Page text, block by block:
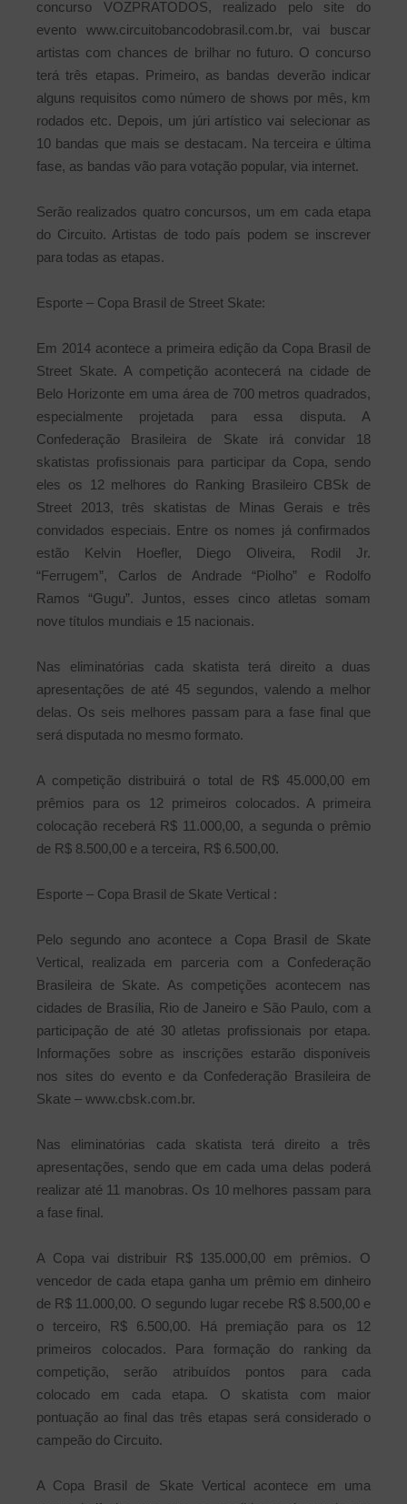
concurso VOZPRATODOS, realizado pelo site do
evento www.circuitobancodobrasil.com.br, vai buscar
artistas com chances de brilhar no futuro. O concurso
terá três etapas. Primeiro, as bandas deverão indicar
alguns requisitos como número de shows por mês, km
rodados etc. Depois, um júri artístico vai selecionar as
10 bandas que mais se destacam. Na terceira e última
fase, as bandas vão para votação popular, via internet.
Serão realizados quatro concursos, um em cada etapa
do Circuito. Artistas de todo país podem se inscrever
para todas as etapas.
Esporte – Copa Brasil de Street Skate:
Em 2014 acontece a primeira edição da Copa Brasil de
Street Skate. A competição acontecerá na cidade de
Belo Horizonte em uma área de 700 metros quadrados,
especialmente projetada para essa disputa. A
Confederação Brasileira de Skate irá convidar 18
skatistas profissionais para participar da Copa, sendo
eles os 12 melhores do Ranking Brasileiro CBSk de
Street 2013, três skatistas de Minas Gerais e três
convidados especiais. Entre os nomes já confirmados
estão Kelvin Hoefler, Diego Oliveira, Rodil Jr.
“Ferrugem”, Carlos de Andrade “Piolho” e Rodolfo
Ramos “Gugu”. Juntos, esses cinco atletas somam
nove títulos mundiais e 15 nacionais.
Nas eliminatórias cada skatista terá direito a duas
apresentações de até 45 segundos, valendo a melhor
delas. Os seis melhores passam para a fase final que
será disputada no mesmo formato.
A competição distribuirá o total de R$ 45.000,00 em
prêmios para os 12 primeiros colocados. A primeira
colocação receberá R$ 11.000,00, a segunda o prêmio
de R$ 8.500,00 e a terceira, R$ 6.500,00.
Esporte – Copa Brasil de Skate Vertical :
Pelo segundo ano acontece a Copa Brasil de Skate
Vertical, realizada em parceria com a Confederação
Brasileira de Skate. As competições acontecem nas
cidades de Brasília, Rio de Janeiro e São Paulo, com a
participação de até 30 atletas profissionais por etapa.
Informações sobre as inscrições estarão disponíveis
nos sites do evento e da Confederação Brasileira de
Skate – www.cbsk.com.br.
Nas eliminatórias cada skatista terá direito a três
apresentações, sendo que em cada uma delas poderá
realizar até 11 manobras. Os 10 melhores passam para
a fase final.
A Copa vai distribuir R$ 135.000,00 em prêmios. O
vencedor de cada etapa ganha um prêmio em dinheiro
de R$ 11.000,00. O segundo lugar recebe R$ 8.500,00 e
o terceiro, R$ 6.500,00. Há premiação para os 12
primeiros colocados. Para formação do ranking da
competição, serão atribuídos pontos para cada
colocado em cada etapa. O skatista com maior
pontuação ao final das três etapas será considerado o
campeão do Circuito.
A Copa Brasil de Skate Vertical acontece em uma